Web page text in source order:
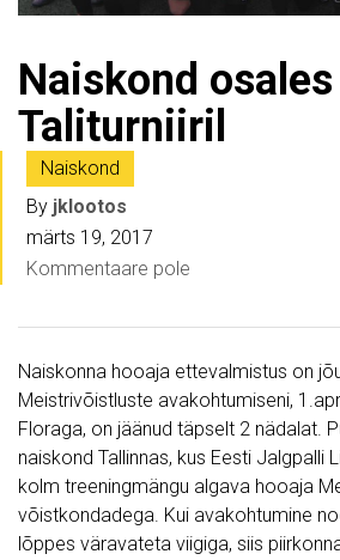
Naiskond
Taliturniiril
Naiskond
By jklootos
märts 19, 2017
Kommentaare pole
Naiskonna hooaja ettevalmistus on
Meistrivõistluste avakohtumiseni,
Floraga, on jäänud täpselt 2 nädalat.
naiskond Tallinnas, kus Eesti Jalgpalli
kolm treeningmängu algava hooaja
võistkondadega. Kui avakohtumine
lõppes väravateta viigiga, siis